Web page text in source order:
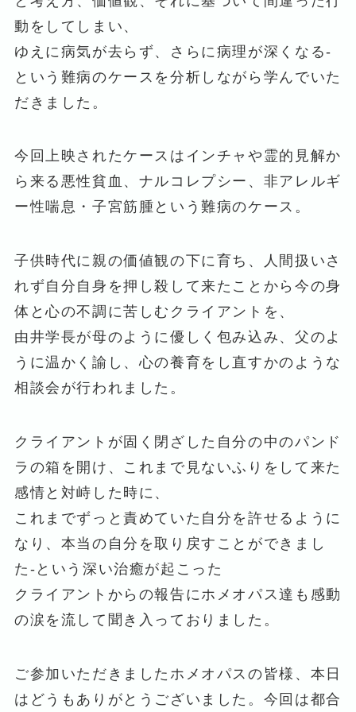
動をしてしまい、
ゆえに病気が去らず、さらに病理が深くなる-
という難病のケースを分析しながら学んでいた
だきました。
今回上映されたケースはインチャや霊的見解か
ら来る悪性貧血、ナルコレプシー、非アレルギ
ー性喘息・子宮筋腫という難病のケース。
子供時代に親の価値観の下に育ち、人間扱いさ
れず自分自身を押し殺して来たことから今の身
体と心の不調に苦しむクライアントを、
由井学長が母のように優しく包み込み、父のよ
うに温かく諭し、心の養育をし直すかのような
相談会が行われました。
クライアントが固く閉ざした自分の中のパンド
ラの箱を開け、これまで見ないふりをして来た
感情と対峙した時に、
これまでずっと責めていた自分を許せるように
なり、本当の自分を取り戻すことができまし
た-という深い治癒が起こった
クライアントからの報告にホメオパス達も感動
の涙を流して聞き入っておりました。
ご参加いただきましたホメオパスの皆様、本日
はどうもありがとうございました。今回は都合